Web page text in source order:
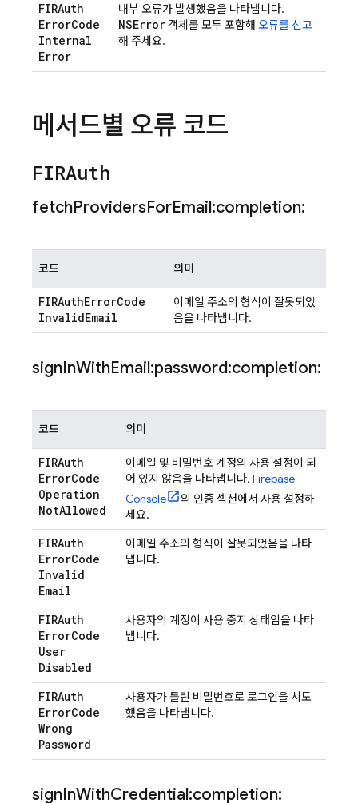
FIRAuth
ErrorCode
Internal
Error
내부 오류가 발생했음을 나타냅니다.
NSError 객체를 모두 포함해 오류를 신고
해 주세요.
메서드별 오류 코드
FIRAuth
fetchProvidersForEmail:completion:
코드 의미
FIRAuthErrorCode
InvalidEmail
이메일 주소의 형식이 잘못되었
음을 나타냅니다.
signInWithEmail:password:completion:
코드 의미
FIRAuth
ErrorCode
Operation
NotAllowed
이메일 및 비밀번호 계정의 사용 설정이 되
어 있지 않음을 나타냅니다. Firebase
Console
의 인증 섹션에서 사용 설정하
세요.
FIRAuth
ErrorCode
Invalid
Email
이메일 주소의 형식이 잘못되었음을 나타
냅니다.
FIRAuth
ErrorCode
User
Disabled
사용자의 계정이 사용 중지 상태임을 나타
냅니다.
FIRAuth
ErrorCode
Wrong
Password
사용자가 틀린 비밀번호로 로그인을 시도
했음을 나타냅니다.
signInWithCredential:completion: